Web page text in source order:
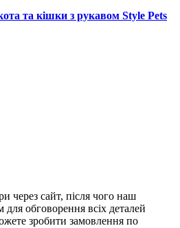
та кішки з рукавом Style Pets
через сайт, після чого наш
обговорення всіх деталей
зробити замовлення по